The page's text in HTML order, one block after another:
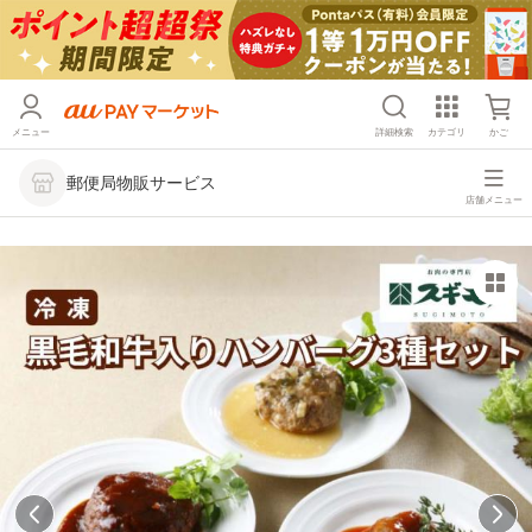
メニュー 詳細検索 カテゴリ かご
郵便局物販サービス
店舗メニュー